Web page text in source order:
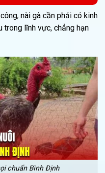
nài gà cần phải có kinh
trong lĩnh vực, chẳng hạn
chuẩn Bình Định